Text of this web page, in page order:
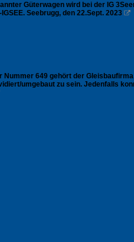
Güterwagen wird bei der IG
Seebrugg, den 22.Sept. 2023 
Nummer 649 gehört der
umgebaut zu sein. Jedenfalls